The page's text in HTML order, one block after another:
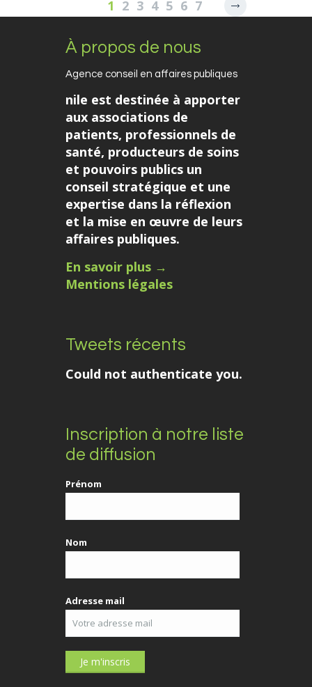
1 2 3 4 5 6 7
13 14
À propos de nous
Agence conseil en affaires publiques
nile est destinée à apporter
aux associations de
patients, professionnels de
santé, producteurs de soins
et pouvoirs publics un
conseil stratégique et une
expertise dans la réflexion
et la mise en œuvre de leurs
affaires publiques.
En savoir plus →
Mentions légales
Tweets récents
Could not authenticate you.
Inscription à notre liste
de diffusion
Prénom
Nom
Adresse mail